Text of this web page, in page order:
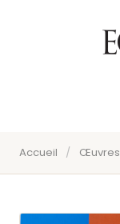
Accueil / Œuvres